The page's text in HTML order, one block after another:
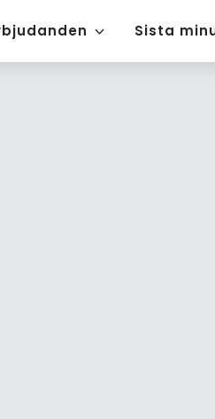
Sista